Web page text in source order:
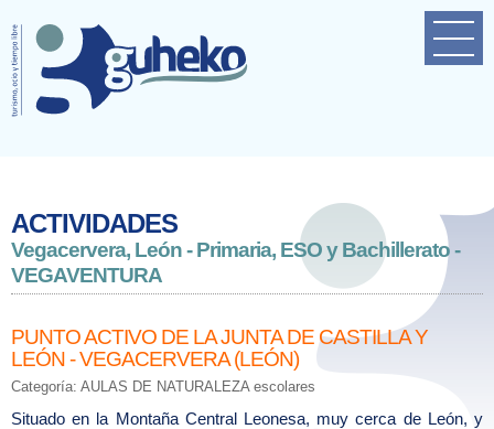
Home
Empresa
ACTIVIDADES
Vegacervera, León - Primaria, ESO y Bachillerato -
VEGAVENTURA
PUNTO ACTIVO DE LA JUNTA DE CASTILLA Y
LEÓN - VEGACERVERA (LEÓN)
Categoría: AULAS DE NATURALEZA escolares
Situado en la Montaña Central Leonesa, muy cerca de León, y